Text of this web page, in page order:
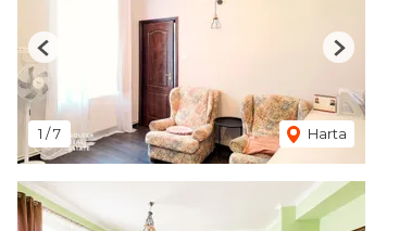
1 /7 Harta
Previous Next